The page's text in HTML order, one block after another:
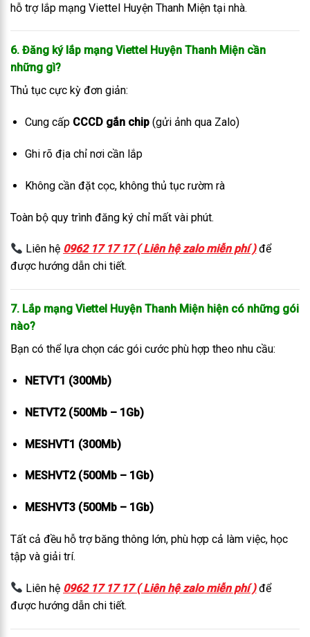
hỗ trợ lắp mạng Viettel Huyện Thanh Miện tại nhà.
6. Đăng ký lắp mạng Viettel Huyện Thanh Miện cần
những gì?
Thủ tục cực kỳ đơn giản:
Cung cấp CCCD gắn chip(gửi ảnh qua Zalo)
Ghi rõ địa chỉ nơi cần lắp
Không cần đặt cọc, không thủ tục rườm rà
Toàn bộ quy trình đăng ký chỉ mất vài phút.
Liên hệ 0962 17 17 17 ( Liên hệ zalo miễn phí ) để
được hướng dẫn chi tiết.
7. Lắp mạng Viettel Huyện Thanh Miện hiện có những gói
nào?
Bạn có thể lựa chọn các gói cước phù hợp theo nhu cầu:
NETVT1 (300Mb)
NETVT2 (500Mb – 1Gb)
MESHVT1 (300Mb)
MESHVT2 (500Mb – 1Gb)
MESHVT3 (500Mb – 1Gb)
Tất cả đều hỗ trợ băng thông lớn, phù hợp cả làm việc, học
tập và giải trí.
Liên hệ 0962 17 17 17 ( Liên hệ zalo miễn phí ) để
được hướng dẫn chi tiết.